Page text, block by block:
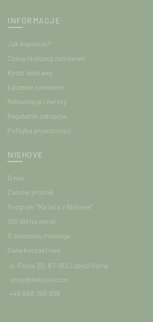
INFORMACJE
Jak kupować?
Czasy realizacji zamówień
Koszt dostawy
Łączenie zamówień
Reklamacje i zwroty
Regulamin zakupów
Polityka prywatności
NISHOVE
O nas
Zamów próbnik
Program "Na lata z Nishove"
100 dni na zwrot
O znaczeniu mulesigu
Dane kontaktowe
ul. Polna 20, 87-162 Lubicz Górny
shop@nishove.com
+48 668 766 838